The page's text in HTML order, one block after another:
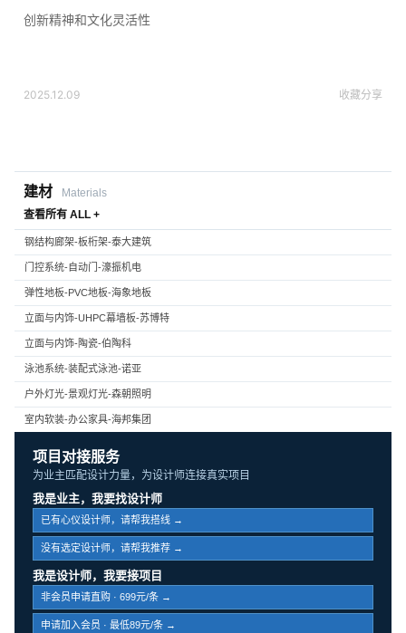
创新精神和文化灵活性
2025.12.09 收藏分享
建材
Materials
查看所有 ALL +
钢结构廊架-板桁架-泰大建筑
门控系统-自动门-濠振机电
弹性地板-PVC地板-海象地板
立面与内饰-UHPC幕墙板-苏博特
立面与内饰-陶瓷-伯陶科
泳池系统-装配式泳池-诺亚
户外灯光-景观灯光-森朝照明
室内软装-办公家具-海邦集团
项目对接服务
为业主匹配设计力量，为设计师连接真实项目
我是业主，我要找设计师
已有心仪设计师，请帮我搭线 →
没有选定设计师，请帮我推荐 →
我是设计师，我要接项目
非会员申请直购 · 699元/条 →
申请加入会员 · 最低89元/条 →